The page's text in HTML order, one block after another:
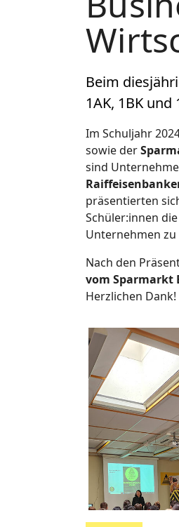
Beim
1AK, 1BK
Im Schuljahr
sowie der
sind
präsentierten
Schüler:innen
Unternehmen
Nach den
vom Sparmarkt
Herzlichen Dank!